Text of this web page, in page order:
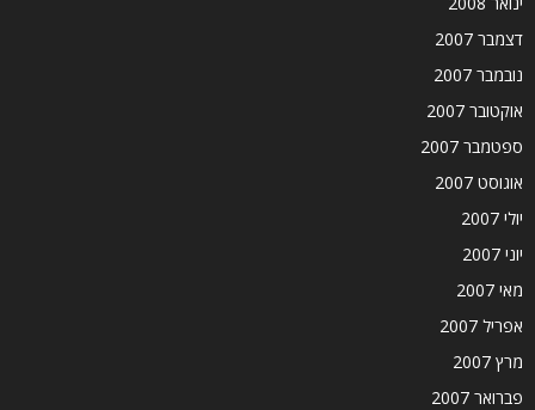
דצמבר 2007
נובמבר 2007
אוקטובר 2007
ספטמבר 2007
אוגוסט 2007
יולי 2007
יוני 2007
מאי 2007
אפריל 2007
מרץ 2007
פברואר 2007